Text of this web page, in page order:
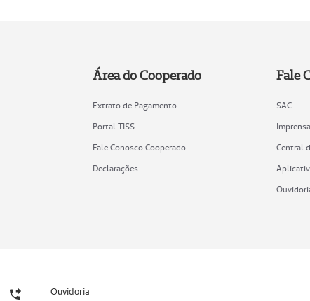
Área do Cooperado
Extrato de Pagamento
Portal TISS
Fale Conosco Cooperado
Declarações
Fale
SAC
Imprensa
Central
Ouvidoria